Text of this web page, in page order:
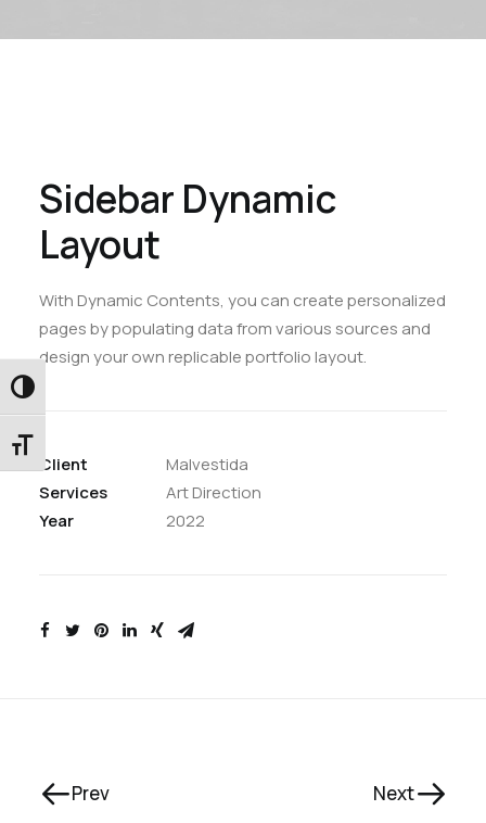
Εναλλαγή Υψηλής Αντίθεσης
Εναλλαγή Μεγέθους Γραμμάτων
Sidebar Dynamic
Layout
With Dynamic Contents, you can create personalized
pages by populating data from various sources and
design your own replicable portfolio layout.
Client
Malvestida
Services
Art Direction
Year
2022
Prev Next